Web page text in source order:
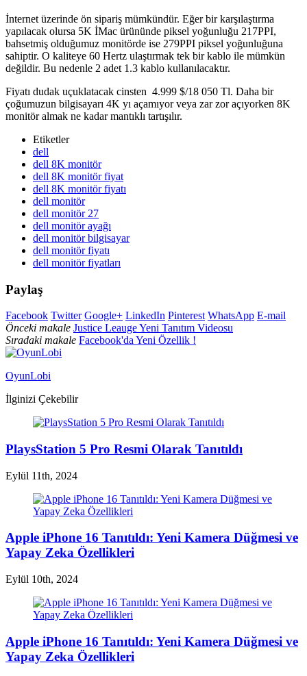
İnternet üzerinde ön sipariş mümkündür. Eğer bir karşılaştırma
yapılacak olursa 5K İMac ürününde piksel yoğunluğu 217PPI,
bahsetmiş olduğumuz monitörde ise 279PPI piksel yoğunluğuna
sahiptir. O kaliteye 60 Hertz ulaştırmak tek bir kablo ile mümkün
değildir. Bu nedenle 2 adet 1.3 kablo kullanılacaktır.
Fiyatı dudak uçuklatacak cinsten 4.999 $/18 050 Tl. Daha bir
çoğumuzun bilgisayarı 4K yı açamıyor veya zar zor açıyorken 8K
monitör almak ne kadar mantıklı tartışılır.
Etiketler
dell
dell 8K monitör
dell 8K monitör fiyat
dell 8K monitör fiyatı
dell monitör
dell monitör 27
dell monitör ayağı
dell monitör bilgisayar
dell monitör fiyatı
dell monitör fiyatları
Paylaş
Facebook Twitter Google+ LinkedIn Pinterest WhatsApp E-mail
Önceki makale Justice Leauge Yeni Tanıtım Videosu
Sıradaki makale Facebook'da Yeni Özellik !
OyunLobi
İlginizi Çekebilir
PlaysStation 5 Pro Resmi Olarak Tanıtıldı
Eylül 11th, 2024
Apple iPhone 16 Tanıtıldı: Yeni Kamera Düğmesi ve
Yapay Zeka Özellikleri
Eylül 10th, 2024
Apple iPhone 16 Tanıtıldı: Yeni Kamera Düğmesi ve
Yapay Zeka Özellikleri